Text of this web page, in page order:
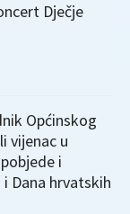
Dječje
Općinskog
vijenac u
i
Dana hrvatskih